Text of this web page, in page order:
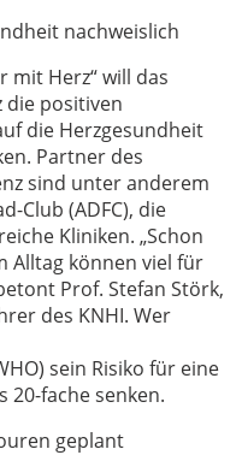
nachweislich
mit Herz“ will das
die positiven
die Herzgesundheit
Partner des
sind unter anderem
Club (ADFC), die
Kliniken. „Schon
Alltag können viel für
Prof. Stefan Störk,
des KNHI. Wer
sein Risiko für eine
20-fache senken.
geplant